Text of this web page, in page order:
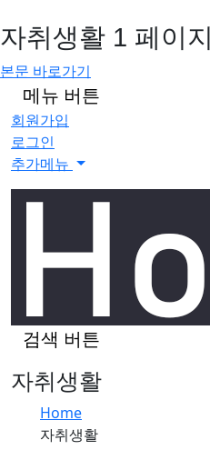
자취생활 1 페이지
본문 바로가기
메뉴 버튼
회원가입
로그인
추가메뉴
검색 버튼
자취생활
Home
자취생활